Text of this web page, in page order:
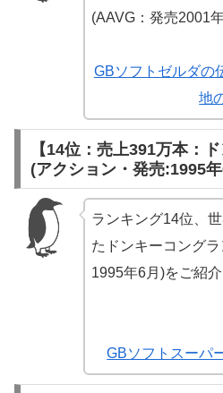
(AAVG：発売2001
GBソフトゼルダの
地
【14位：売上391万本：
(アクション・発売:1995
ランキング14位、
たドンキーコング
1995年6月)をご紹介
GBソフトスーパ